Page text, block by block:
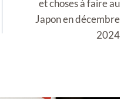
et choses à faire au
Japon en décembre
2024